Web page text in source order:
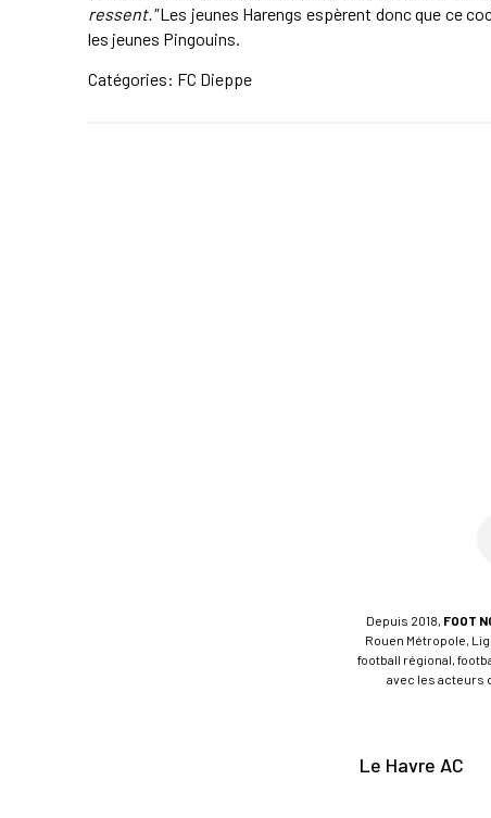
ressent."Les jeunes Harengs espèrent donc que ce
les jeunes Pingouins.
Catégories: FC Dieppe
Depuis 2018, FOOT
Rouen Métropole,
football régional,
avec les acteurs
Le Havre AC